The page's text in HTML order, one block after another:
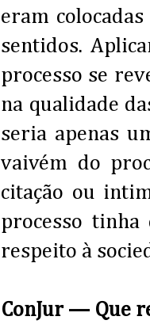
eram
sentidos.
processo se
na qualidade
seria apenas
vaivém do
citação ou
processo tinha
respeito à
ConJur — Que